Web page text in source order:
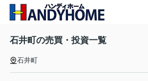
石井町の売買・投資一覧
石井町